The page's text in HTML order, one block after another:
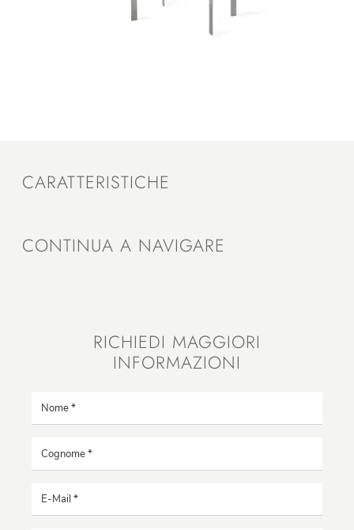
CARATTERISTICHE
CONTINUA A NAVIGARE
RICHIEDI MAGGIORI
INFORMAZIONI